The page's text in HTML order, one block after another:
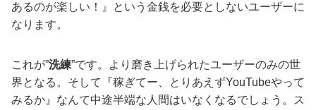
あるのが楽しい！』という金銭を必要としないユーザーに
なります。
これが”洗練”です。より磨き上げられたユーザーのみの世
界となる。そして『稼ぎてー、とりあえずYouTubeやって
みるか』なんて中途半端な人間はいなくなるでしょう。ス